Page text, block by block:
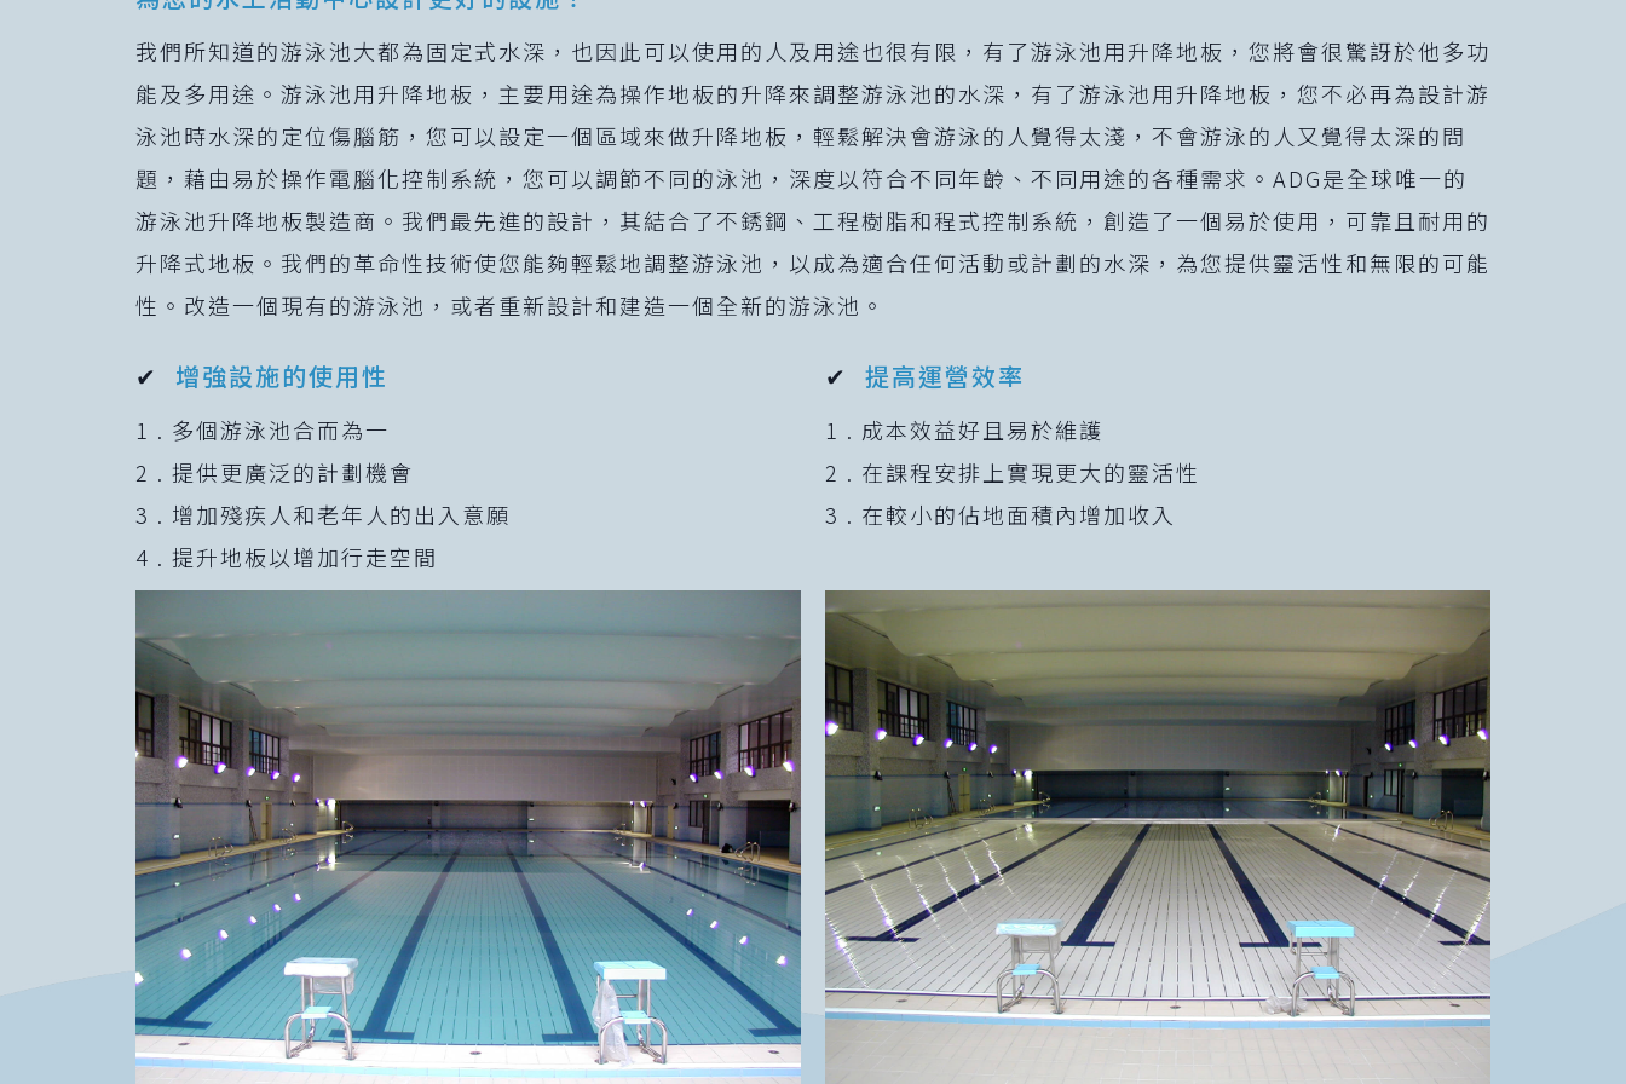
我們所知道的游泳池大都為固定式水深，也因此可以使用的人及用途也很有限，有了游泳池用升降地板，您將會很驚訝於他多功
能及多用途。游泳池用升降地板，主要用途為操作地板的升降來調整游泳池的水深，有了游泳池用升降地板，您不必再為設計游
泳池時水深的定位傷腦筋，您可以設定一個區域來做升降地板，輕鬆解決會游泳的人覺得太淺，不會游泳的人又覺得太深的問
題，藉由易於操作電腦化控制系統，您可以調節不同的泳池，深度以符合不同年齡、不同用途的各種需求。ADG是全球唯一的
游泳池升降地板製造商。我們最先進的設計，其結合了不銹鋼、工程樹脂和程式控制系統，創造了一個易於使用，可靠且耐用的
升降式地板。我們的革命性技術使您能夠輕鬆地調整游泳池，以成為適合任何活動或計劃的水深，為您提供靈活性和無限的可能
性。改造一個現有的游泳池，或者重新設計和建造一個全新的游泳池。
✔ 增強設施的使用性
1 . 多個游泳池合而為一
2 . 提供更廣泛的計劃機會
3 . 增加殘疾人和老年人的出入意願
4 . 提升地板以增加行走空間
✔ 提高運營效率
1 . 成本效益好且易於維護
2 . 在課程安排上實現更大的靈活性
3 . 在較小的佔地面積內增加收入